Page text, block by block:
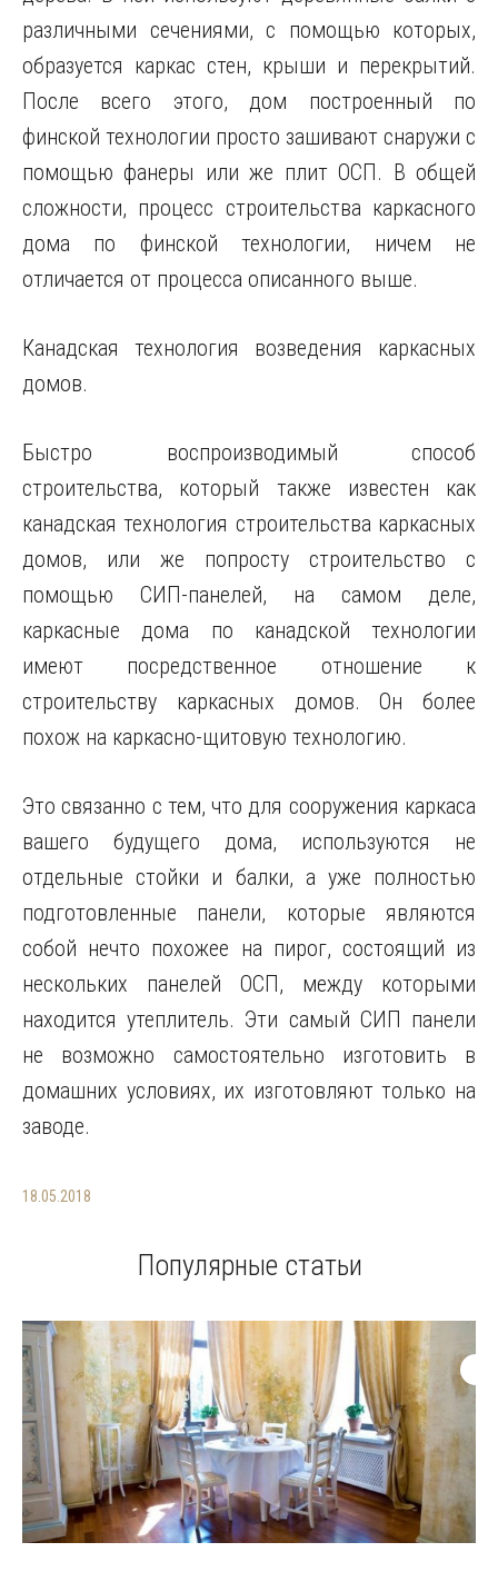
различными сечениями, с помощью которых,
образуется каркас стен, крыши и перекрытий.
После всего этого, дом построенный по
финской технологии просто зашивают снаружи с
помощью фанеры или же плит ОСП. В общей
сложности, процесс строительства каркасного
дома по финской технологии, ничем не
отличается от процесса описанного выше.
Канадская технология возведения каркасных
домов.
Быстро воспроизводимый способ
строительства, который также известен как
канадская технология строительства каркасных
домов, или же попросту строительство с
помощью СИП-панелей, на самом деле,
каркасные дома по канадской технологии
имеют посредственное отношение к
строительству каркасных домов. Он более
похож на каркасно-щитовую технологию.
Это связанно с тем, что для сооружения каркаса
вашего будущего дома, используются не
отдельные стойки и балки, а уже полностью
подготовленные панели, которые являются
собой нечто похожее на пирог, состоящий из
нескольких панелей ОСП, между которыми
находится утеплитель. Эти самый СИП панели
не возможно самостоятельно изготовить в
домашних условиях, их изготовляют только на
заводе.
18.05.2018
Популярные статьи